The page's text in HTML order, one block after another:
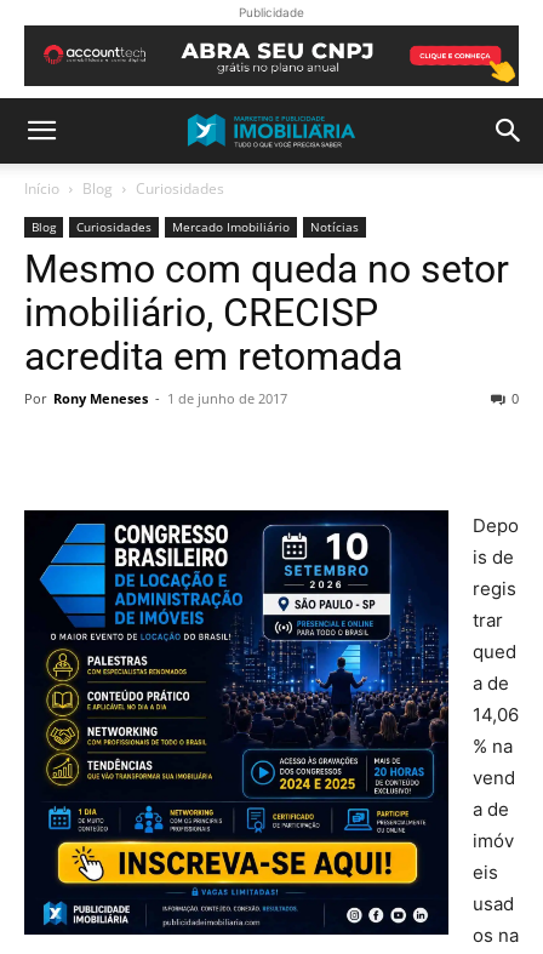
Publicidade
Início Blog Curiosidades
Blog Curiosidades Mercado Imobiliário Notícias
Mesmo com queda no setor
imobiliário, CRECISP
acredita em retomada
Por Rony Meneses - 1 de junho de 2017 0
Depo
is de
regis
trar
qued
a de
14,06
% na
vend
a de
imóv
eis
usad
os na